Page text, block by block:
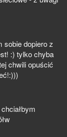
sobie dopiero z
:) tylko chyba
chwili opuścić